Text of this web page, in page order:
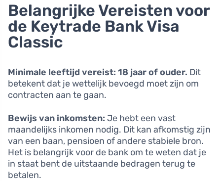
Belangrijke Vereisten voor
de Keytrade Bank Visa
Classic
Minimale leeftijd vereist: 18 jaar of ouder. Dit
betekent dat je wettelijk bevoegd moet zijn om
contracten aan te gaan.
Bewijs van inkomsten: Je hebt een vast
maandelijks inkomen nodig. Dit kan afkomstig zijn
van een baan, pensioen of andere stabiele bron.
Het is belangrijk voor de bank om te weten dat je
in staat bent de uitstaande bedragen terug te
betalen.